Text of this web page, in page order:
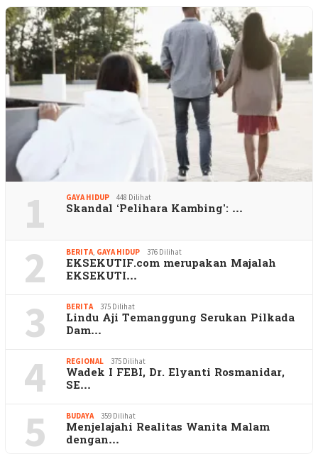
1 GAYA HIDUP 448 Dilihat
Skandal ‘Pelihara Kambing’: …
2 BERITA, GAYA HIDUP 376 Dilihat
EKSEKUTIF.com merupakan Majalah
EKSEKUTI…
3 BERITA 375 Dilihat
Lindu Aji Temanggung Serukan Pilkada
Dam…
4 REGIONAL 375 Dilihat
Wadek I FEBI, Dr. Elyanti Rosmanidar,
SE…
5 BUDAYA 359 Dilihat
Menjelajahi Realitas Wanita Malam
dengan…